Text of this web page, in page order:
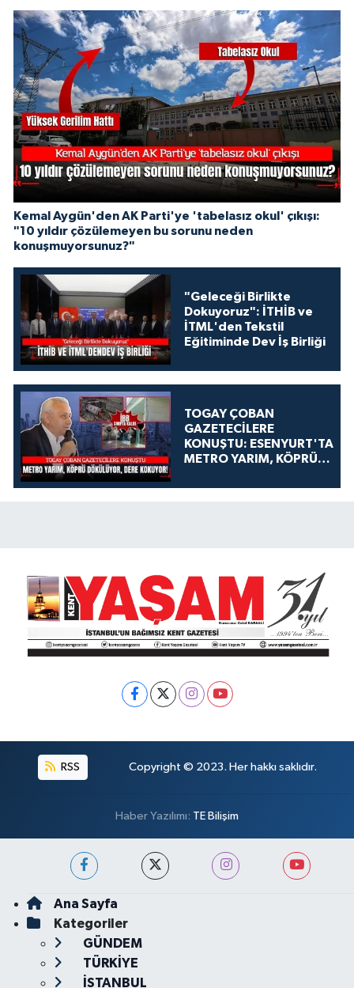
Kemal Aygün'den AK Parti'ye 'tabelasız okul' çıkışı:
"10 yıldır çözülemeyen bu sorunu neden
konuşmuyorsunuz?"
"Geleceği Birlikte
Dokuyoruz": İTHİB ve
İTML'den Tekstil
Eğitiminde Dev İş Birliği
TOGAY ÇOBAN
GAZETECİLERE
KONUŞTU: ESENYURT'TA
METRO YARIM, KÖPRÜ
KOKUYOR!
RSS Copyright © 2023. Her hakkı saklıdır.
Haber Yazılımı: TE Bilişim
Ana Sayfa
Kategoriler
GÜNDEM
TÜRKİYE
İSTANBUL